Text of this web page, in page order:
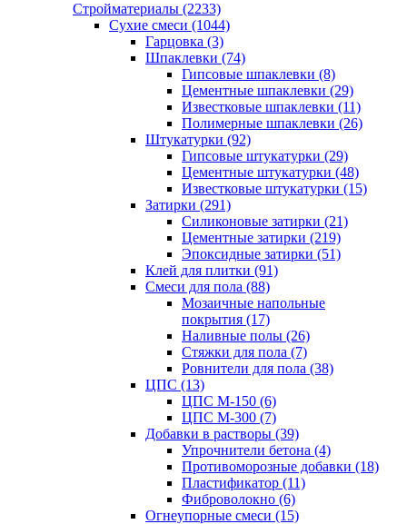
Стройматериалы (2233)
Сухие смеси (1044)
Гарцовка (3)
Шпаклевки (74)
Гипсовые шпаклевки (8)
Цементные шпаклевки (29)
Известковые шпаклевки (11)
Полимерные шпаклевки (26)
Штукатурки (92)
Гипсовые штукатурки (29)
Цементные штукатурки (48)
Известковые штукатурки (15)
Затирки (291)
Силиконовые затирки (21)
Цементные затирки (219)
Эпоксидные затирки (51)
Клей для плитки (91)
Смеси для пола (88)
Мозаичные напольные
покрытия (17)
Наливные полы (26)
Стяжки для пола (7)
Ровнители для пола (38)
ЦПС (13)
ЦПС М-150 (6)
ЦПС М-300 (7)
Добавки в растворы (39)
Упрочнители бетона (4)
Противоморозные добавки (18)
Пластификатор (11)
Фиброволокно (6)
Огнеупорные смеси (15)